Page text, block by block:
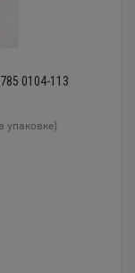
0104-113
упаковке)